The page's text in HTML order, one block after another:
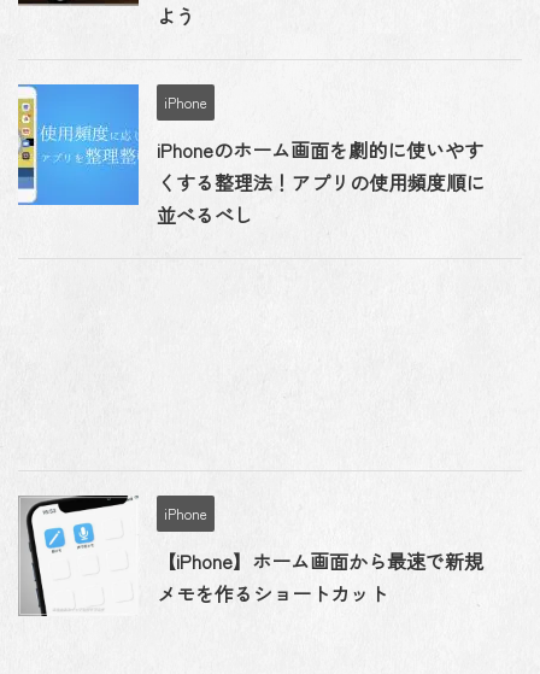
よう
iPhone
iPhoneのホーム画面を劇的に使いやす
くする整理法！アプリの使用頻度順に
並べるべし
iPhone
【iPhone】ホーム画面から最速で新規
メモを作るショートカット